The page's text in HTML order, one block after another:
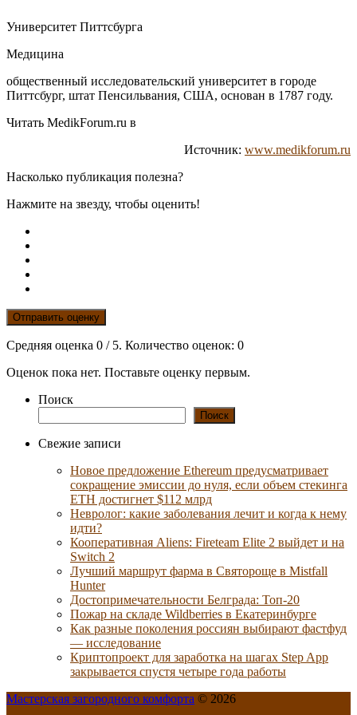
Университет Питтсбурга
Медицина
общественный исследовательский университет в городе
Питтсбург, штат Пенсильвания, США, основан в 1787 году.
Читать MedikForum.ru в
Источник: www.medikforum.ru
Насколько публикация полезна?
Нажмите на звезду, чтобы оценить!
Отправить оценку
Средняя оценка 0 / 5. Количество оценок: 0
Оценок пока нет. Поставьте оценку первым.
Поиск
Поиск
Свежие записи
Новое предложение Ethereum предусматривает
сокращение эмиссии до нуля, если объем стекинга
ETH достигнет $112 млрд
Невролог: какие заболевания лечит и когда к нему
идти?
Кооперативная Aliens: Fireteam Elite 2 выйдет и на
Switch 2
Лучший маршрут фарма в Святороще в Mistfall
Hunter
Достопримечательности Белграда: Топ-20
Пожар на складе Wildberries в Екатеринбурге
Как разные поколения россиян выбирают фастфуд
— исследование
Криптопроект для заработка на шагах Step App
закрывается спустя четыре года работы
Мастерская загородного комфорта © 2026